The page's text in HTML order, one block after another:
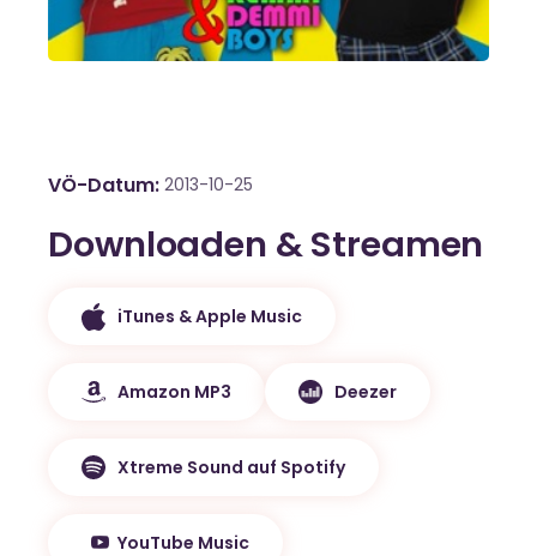
VÖ-Datum 2013-10-25
Downloaden & Streamen
iTunes & Apple Music
Amazon MP3 Deezer
Xtreme Sound auf Spotify
YouTube Music